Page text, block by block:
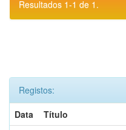
Resultados 1-1 de 1.
Registos:
Data
Título